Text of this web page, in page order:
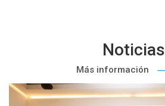
Noticias
Más información